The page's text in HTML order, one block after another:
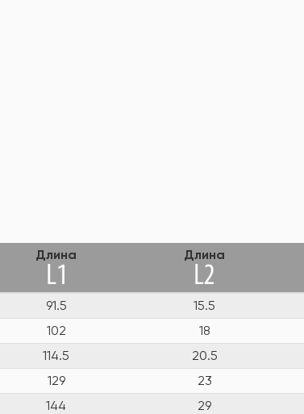
Длина Длина
91.5 15.5
102 18
114.5 20.5
129 23
144 29